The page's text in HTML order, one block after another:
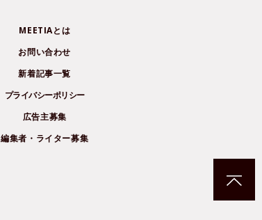
MEETIAとは
お問い合わせ
新着記事一覧
プライバシーポリシー
広告主募集
編集者・ライター募集